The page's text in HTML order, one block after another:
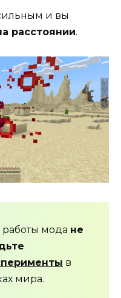
и вы
расстоянии.
мода не
в
мира.